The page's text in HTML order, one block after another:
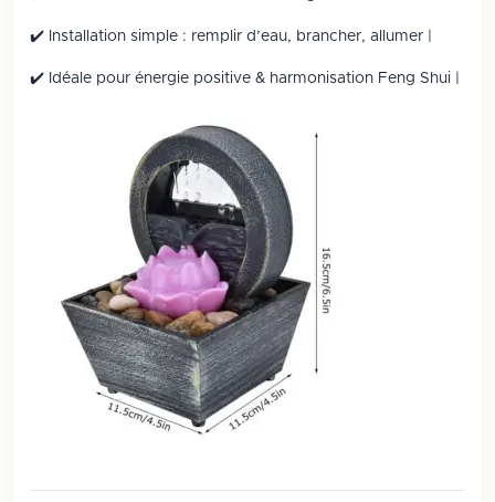
✔️ Installation simple : remplir d’eau, brancher, allumer |
✔️ Idéale pour énergie positive & harmonisation Feng Shui |